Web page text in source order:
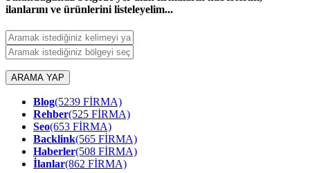
ilanlarını ve ürünlerini listeleyelim...
ARAMA YAP
Blog(5239 FİRMA)
Rehber(525 FİRMA)
Seo(653 FİRMA)
Backlink(565 FİRMA)
Haberler(508 FİRMA)
İlanlar(862 FİRMA)